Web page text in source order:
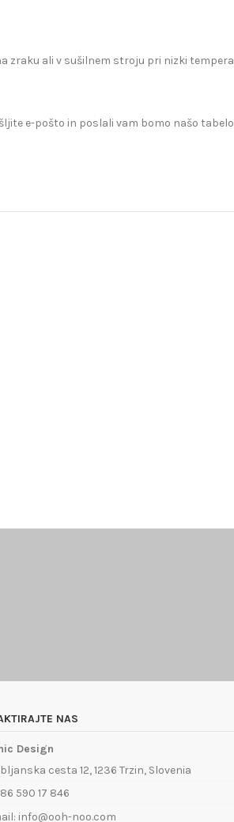
zraku ali v sušilnem stroju pri nizki
e-pošto in poslali vam bomo našo
NAS
Design
cesta 12, 1236 Trzin, Slovenia
590 17 846
info@ooh-noo.com